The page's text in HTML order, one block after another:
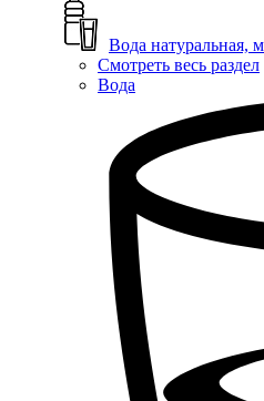
Вода натуральная,
Смотреть весь раздел
Вода